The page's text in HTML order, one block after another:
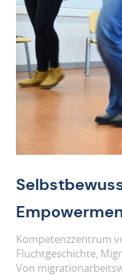
Kompetenzzentrum
Fluchtgeschichte,
Von